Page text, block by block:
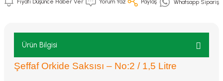
Whatsapp Sipariş
Ürün Bilgisi
Şeffaf Orkide Saksısı – No:2 / 1,5 Litre